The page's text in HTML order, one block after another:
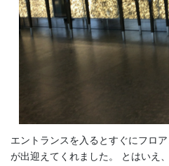
エントランスを入るとすぐにフロ
が出迎えてくれました。 とはいえ